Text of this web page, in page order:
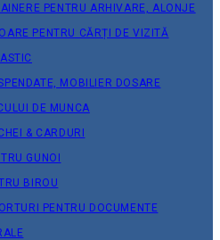
PENTRU ARHIVARE, ALONJE
PENTRU CĂRȚI DE VIZITĂ
MOBILIER DOSARE
DE MUNCA
& СARDURI
GUNOI
BIROU
PENTRU DOCUMENTE